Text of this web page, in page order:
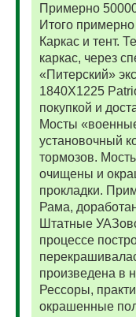
Примерно
Итого
Каркас и тент.
каркас, через
«Питерский»
1840Х1225
покупкой и
Мосты
установочный
тормозов.
очищены и
прокладки.
Рама,
Штатные
процессе
произведена в
Рессоры,
окрашенные